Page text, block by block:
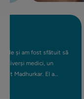
și am fost sfătuit să
medici, un
El a